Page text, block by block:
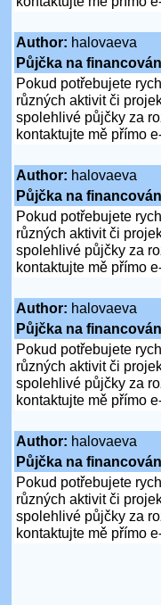
Author: halovaeva
Půjčka na
Pokud potřebujete
různých aktivit či
spolehlivé půjčky za
kontaktujte mě přímo
Author: halovaeva
Půjčka na
Pokud potřebujete
různých aktivit či
spolehlivé půjčky za
kontaktujte mě přímo
Author: halovaeva
Půjčka na
Pokud potřebujete
různých aktivit či
spolehlivé půjčky za
kontaktujte mě přímo
Author: halovaeva
Půjčka na
Pokud potřebujete
různých aktivit či
spolehlivé půjčky za
kontaktujte mě přímo